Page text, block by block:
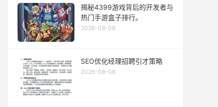
揭秘4399游戏背后的开发者与
热门手游盒子排行。
2026-08-08
SEO优化经理招聘引才策略
2026-08-08